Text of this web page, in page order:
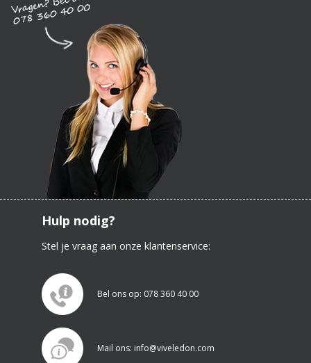
Hulp nodig?
Stel je vraag aan onze klantenservice:
Bel ons op: 078 360 40 00
Mail ons: info@viveledon.com